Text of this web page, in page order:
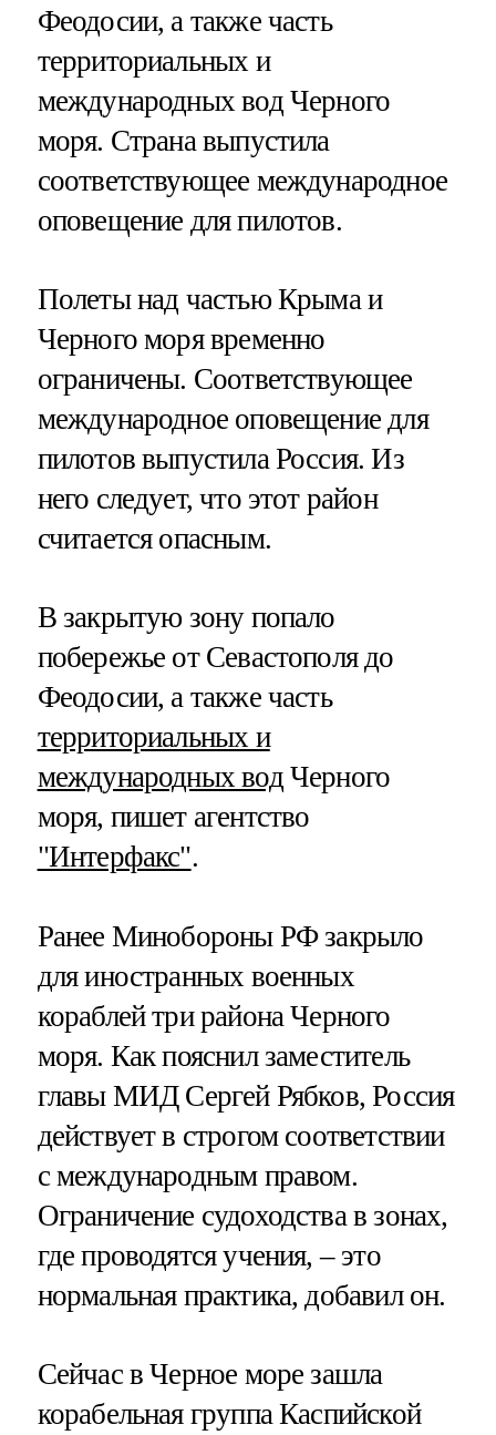
Феодосии, а также часть
территориальных и
международных вод Черного
моря. Страна выпустила
соответствующее международное
оповещение для пилотов.
Полеты над частью Крыма и
Черного моря временно
ограничены. Соответствующее
международное оповещение для
пилотов выпустила Россия. Из
него следует, что этот район
считается опасным.
В закрытую зону попало
побережье от Севастополя до
Феодосии, а также часть
территориальных и
международных водЧерного
моря, пишет агентство
"Интерфакс".
Ранее Минобороны РФ закрыло
для иностранных военных
кораблей три района Черного
моря. Как пояснил заместитель
главы МИД Сергей Рябков, Россия
действует в строгом соответствии
с международным правом.
Ограничение судоходства в зонах,
где проводятся учения, – это
нормальная практика, добавил он.
Сейчас в Черное море зашла
корабельная группа Каспийской